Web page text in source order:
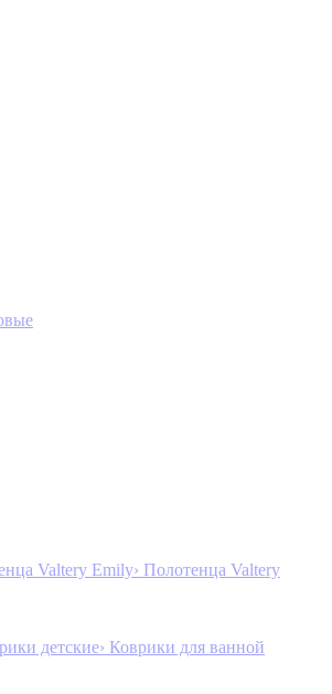
Valtery Emily› Полотенца Valtery
детские› Коврики для ванной